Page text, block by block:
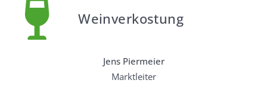
Weinverkostung
Jens Piermeier
Marktleiter